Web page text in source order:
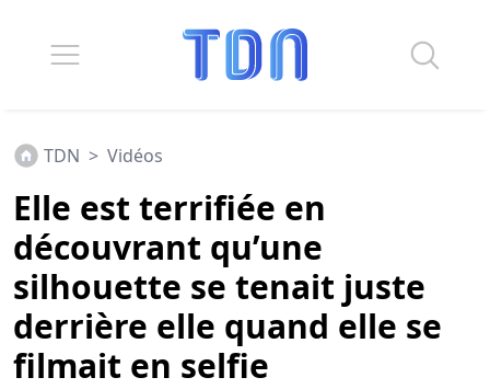
TDN > Vidéos
Elle est terrifiée en
découvrant qu’une
silhouette se tenait juste
derrière elle quand elle se
filmait en selfie